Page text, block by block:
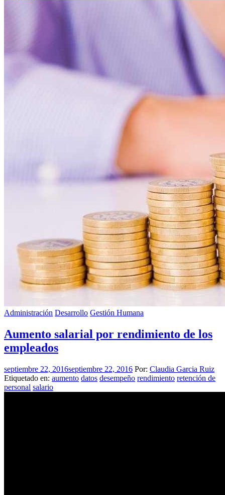
Administración Desarrollo Gestión Humana
Aumento salarial por rendimiento de los
empleados
septiembre 22, 2016septiembre 22, 2016 Por: Claudia Garcia Ruiz
Etiquetado en: aumento datos desempeño rendimiento retención de
personal salario